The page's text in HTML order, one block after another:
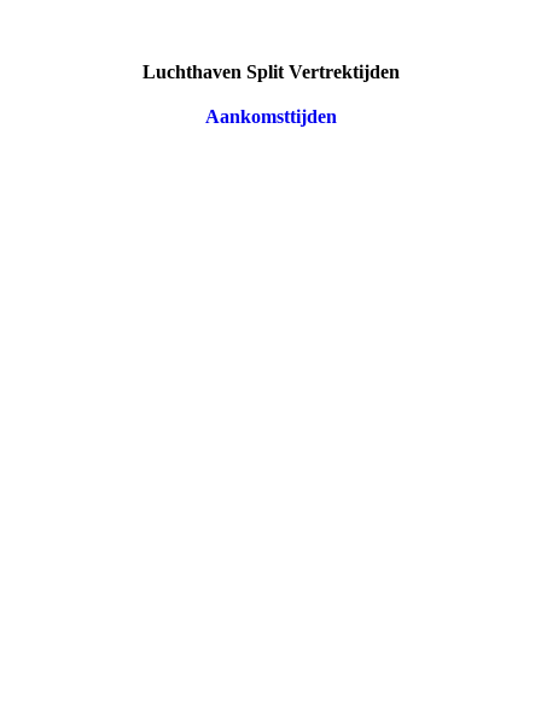
Luchthaven Split Vertrektijden
Aankomsttijden